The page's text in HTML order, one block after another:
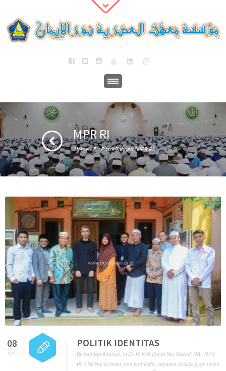
MPR RI
Home · Posts Tagged "MPR RI"
08
Nov
POLITIK IDENTITAS
BySalman Alfarezi, in Dr. H. M Hidayat Nur Wahid, MA., MPR
RI, STAI Nurul Iman, umi waheeda, yayasan al ashriyyah nurul